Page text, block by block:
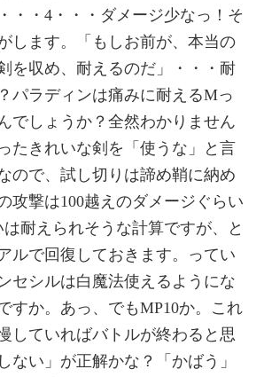
・・4・・・ダメージ少なっ！そ
します。「もしお前が、本当の
を収め、耐えるのだ」・・・耐
パラディンは痛みに耐えるMっ
でしょうか？全然わかりません
たきれいな剣を「使うな」と言
ので、試し切りは諦め鞘に納め
攻撃は100越えのダメージぐらい
耐えられそうな計算ですが、と
ルで回復しておきます。ってい
セシルは白魔法使えるようにな
すか。あっ、でもMP10か。これ
していればバトルが終わると思
ない」が正解かな？「かばう」